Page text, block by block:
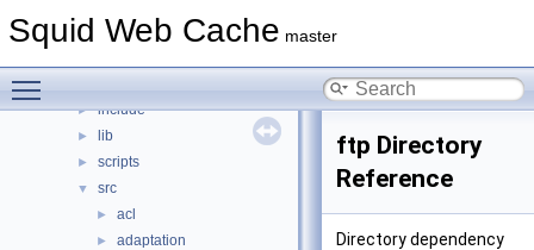
Squid Web Cache master
squid
► include
► lib
► scripts
▼ src
► acl
► adaptation
ftp Directory
Reference
Directory dependency